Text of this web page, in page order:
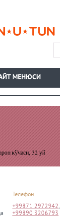
МЕНЮСИ
кўчаси, 32 уй
Телефон
+99871 2972942,
+99890 3206793